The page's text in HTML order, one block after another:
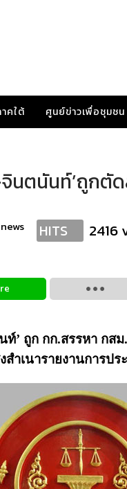
คใต้ ศูนย์ข่าวเพื่อชุมชน
ตนันท์’ถูกตัด
HITS 2416
’ ถูก กก.สรรหา ก
ำเนารายงานการป